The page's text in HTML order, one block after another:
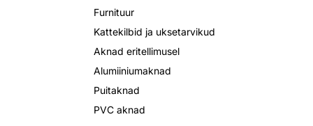
Furnituur
Kattekilbid ja uksetarvikud
Aknad eritellimusel
Alumiiniumaknad
Puitaknad
PVC aknad